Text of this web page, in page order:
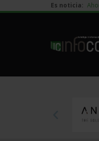
Es noticia: